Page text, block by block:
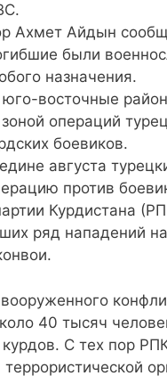
Ахмет Айдын
были
назначения.
восточные
операций
боевиков.
августа
против
Курдистана
ряд нападений
40 тысяч
С тех пор
террористической